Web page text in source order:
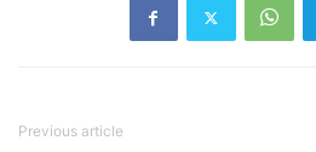
Previous article